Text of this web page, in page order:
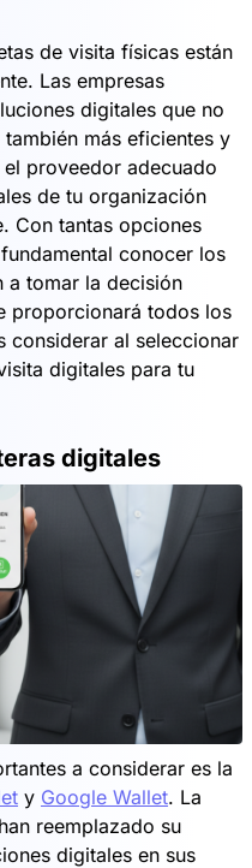
de visita físicas están
Las empresas
digitales que no
más eficientes y
proveedor adecuado
de tu organización
Con tantas opciones
conocer los
a tomar la decisión
proporcionará todos los
considerar al seleccionar
digitales para tu
digitales
a considerar es la
y Google Wallet. La
reemplazado su
digitales en sus